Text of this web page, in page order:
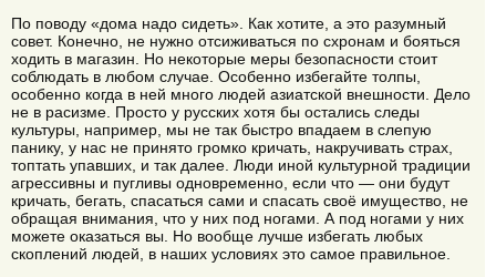
По поводу «дома надо сидеть». Как хотите, а это разумный
совет. Конечно, не нужно отсиживаться по схронам и бояться
ходить в магазин. Но некоторые меры безопасности стоит
соблюдать в любом случае. Особенно избегайте толпы,
особенно когда в ней много людей азиатской внешности. Дело
не в расизме. Просто у русских хотя бы остались следы
культуры, например, мы не так быстро впадаем в слепую
панику, у нас не принято громко кричать, накручивать страх,
топтать упавших, и так далее. Люди иной культурной традиции
агрессивны и пугливы одновременно, если что — они будут
кричать, бегать, спасаться сами и спасать своё имущество, не
обращая внимания, что у них под ногами. А под ногами у них
можете оказаться вы. Но вообще лучше избегать любых
скоплений людей, в наших условиях это самое правильное.